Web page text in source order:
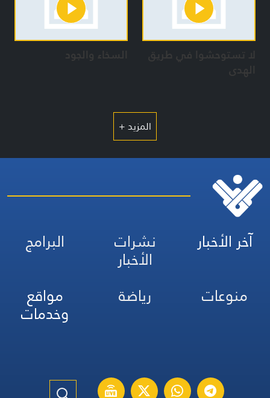
لا تستوحشوا في طريق
الهدى
السخاء والجود
المزيد +
آخر الأخبار نشرات
الأخبار
البرامج
منوعات
رياضة مواقع
وخدمات